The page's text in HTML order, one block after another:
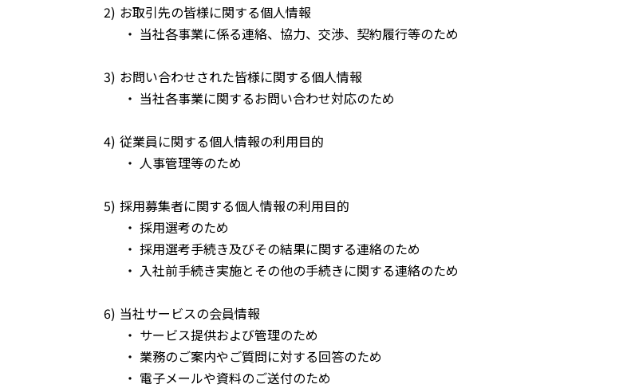
お取引先の皆様に関する個人情報
当社各事業に係る連絡、協力、交渉、契約履行等のため
お問い合わせされた皆様に関する個人情報
当社各事業に関するお問い合わせ対応のため
従業員に関する個人情報の利用目的
人事管理等のため
採用募集者に関する個人情報の利用目的
採用選考のため
採用選考手続き及びその結果に関する連絡のため
入社前手続き実施とその他の手続きに関する連絡のため
当社サービスの会員情報
サービス提供および管理のため
業務のご案内やご質問に対する回答のため
電子メールや資料のご送付のため